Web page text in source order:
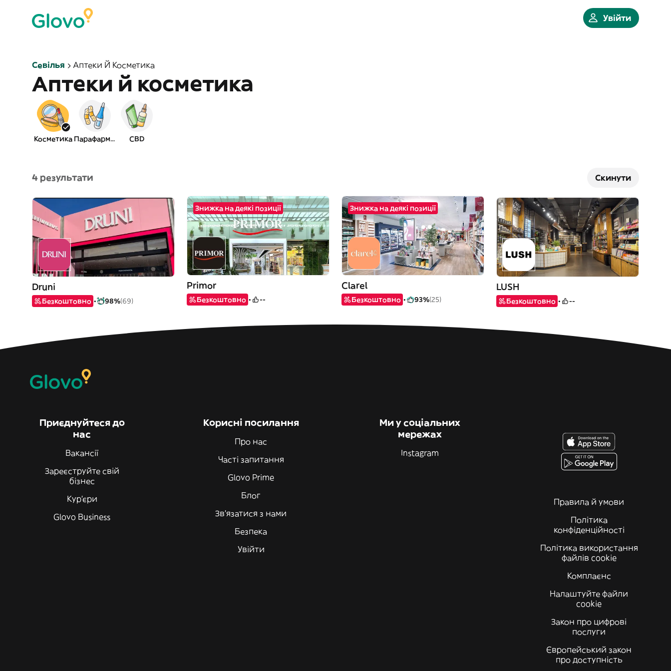
Увійти
Севілья Аптеки Й Косметика
Аптеки й косметика
Косметика Парафармація CBD
4 результати Скинути
Druni
Безкоштовно 98%(69)
Знижка на деякі позиції
Primor
Безкоштовно --
Знижка на деякі позиції
Clarel
Безкоштовно 93%(25)
LUSH
Безкоштовно --
Приєднуйтеся до
нас
Вакансії
Зареєструйте свій
бізнес
Кур'єри
Glovo Business
Корисні посилання
Про нас
Часті запитання
Glovo Prime
Блог
Зв'язатися з нами
Безпека
Увійти
Ми у соціальних
мережах
Instagram
Правила й умови
Політика
конфіденційності
Політика використання
файлів cookie
Комплаєнс
Налаштуйте файли
cookie
Закон про цифрові
послуги
Європейський закон
про доступність